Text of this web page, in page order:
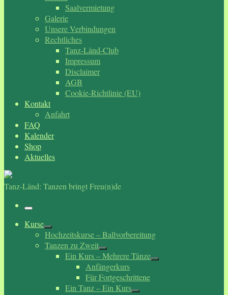
Saalvermietung
Galerie
Unsere Verbindungen
Rechtliches
Tanz-Länd-Club
Impressum
Disclaimer
AGB
Cookie-Richtlinie (EU)
Kontakt
Anfahrt
FAQ
Kalender
Shop
Aktuelles
Tanz-Länd: Tanzen bringt Freu(n)de
Menü
Kurse
Hochzeitskurse – Ballvorbereitung
Tanzen zu Zweit
Ein Kurs – Mehrere Tänze
Anfängerkurs
Für Fortgeschrittene
Ein Tanz – Ein Kurs